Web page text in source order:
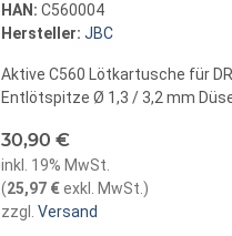
HAN: C560004
Hersteller: JBC
Aktive C560 Lötkartusche für
Entlötspitze Ø 1,3 / 3,2 mm
30,90 €
inkl. 19% MwSt.
(25,97 €exkl. MwSt. )
zzgl.
Versand